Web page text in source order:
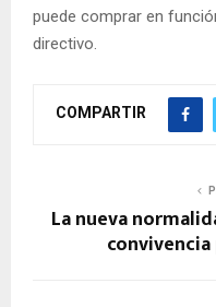
puede comprar en
directivo.
COMPARTIR
La nueva
convivencia